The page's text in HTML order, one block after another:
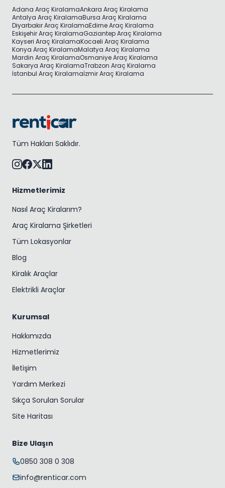
Adana Araç KiralamaAnkara Araç Kiralama
Antalya Araç KiralamaBursa Araç Kiralama
Diyarbakır Araç KiralamaEdirne Araç Kiralama
Eskişehir Araç KiralamaGaziantep Araç Kiralama
Kayseri Araç KiralamaKocaeli Araç Kiralama
Konya Araç KiralamaMalatya Araç Kiralama
Mardin Araç KiralamaOsmaniye Araç Kiralama
Sakarya Araç KiralamaTrabzon Araç Kiralama
İstanbul Araç Kiralamaİzmir Araç Kiralama
Tüm Hakları Saklıdır.
Hizmetlerimiz
Nasıl Araç Kiralarım?
Araç Kiralama Şirketleri
Tüm Lokasyonlar
Blog
Kiralık Araçlar
Elektrikli Araçlar
Kurumsal
Hakkımızda
Hizmetlerimiz
İletişim
Yardım Merkezi
Sıkça Sorulan Sorular
Site Haritası
Bize Ulaşın
0850 308 0 308
info@renticar.com